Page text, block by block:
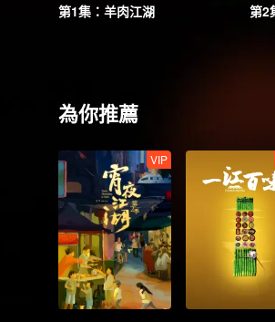
第1集：羊肉江湖 第2
為你推薦
VIP